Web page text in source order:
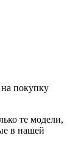
покупку
те модели,
в нашей